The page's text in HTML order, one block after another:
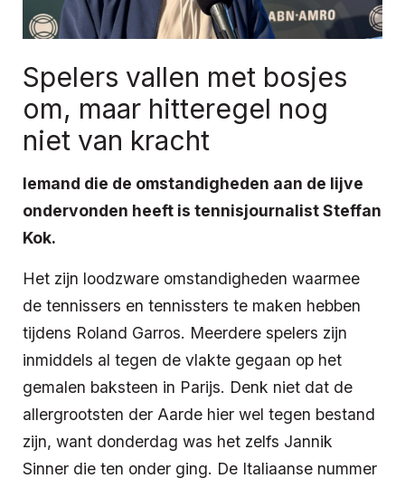
Spelers vallen met bosjes
om, maar hitteregel nog
niet van kracht
Iemand die de omstandigheden aan de lijve
ondervonden heeft is tennisjournalist Steffan
Kok.
Het zijn loodzware omstandigheden waarmee
de tennissers en tennissters te maken hebben
tijdens Roland Garros. Meerdere spelers zijn
inmiddels al tegen de vlakte gegaan op het
gemalen baksteen in Parijs. Denk niet dat de
allergrootsten der Aarde hier wel tegen bestand
zijn, want donderdag was het zelfs Jannik
Sinner die ten onder ging. De Italiaanse nummer